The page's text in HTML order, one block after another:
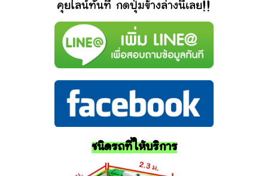
คุยไลน์ทันที กดปุ่มข้างล่างนี้เลย!!
ชนิดรถที่ให้บริการ